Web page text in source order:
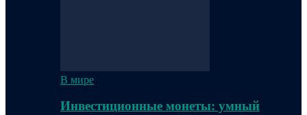
В мире
Инвестиционные монеты: умный